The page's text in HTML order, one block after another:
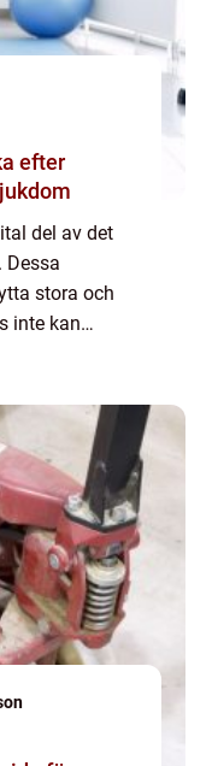
del av det
Dessa
stora och
inte kan